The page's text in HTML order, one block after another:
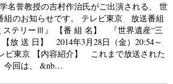
名誉教授の吉村作治氏がご出演される、 世
組のお知らせです。 テレビ東京 放送番組
ステリーⅢ』 【番 組 名】 『世界遺産“三
放 送 日】 2014年3月28日（金）20:54～
ビ東京 【内容紹介】 これまで放送された
今回は、 &nb…